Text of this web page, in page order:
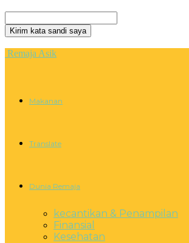
Remaja Asik
Makanan
Translate
Dunia Remaja
kecantikan & Penampilan
Finansial
Kesehatan